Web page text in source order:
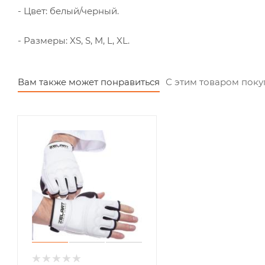
- Цвет: белый/черный.
- Размеры: XS, S, M, L, XL.
Вам также может понравиться С этим товаром